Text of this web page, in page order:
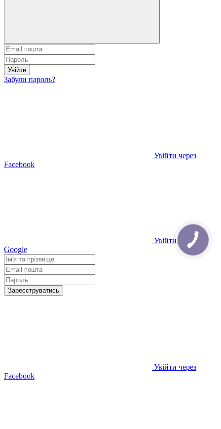
Увійти
Забули пароль?
Увійти через
Facebook
Увійти через
Google
Зареєструватись
Увійти через
Facebook